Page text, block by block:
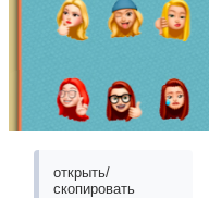
открыть/
скопировать